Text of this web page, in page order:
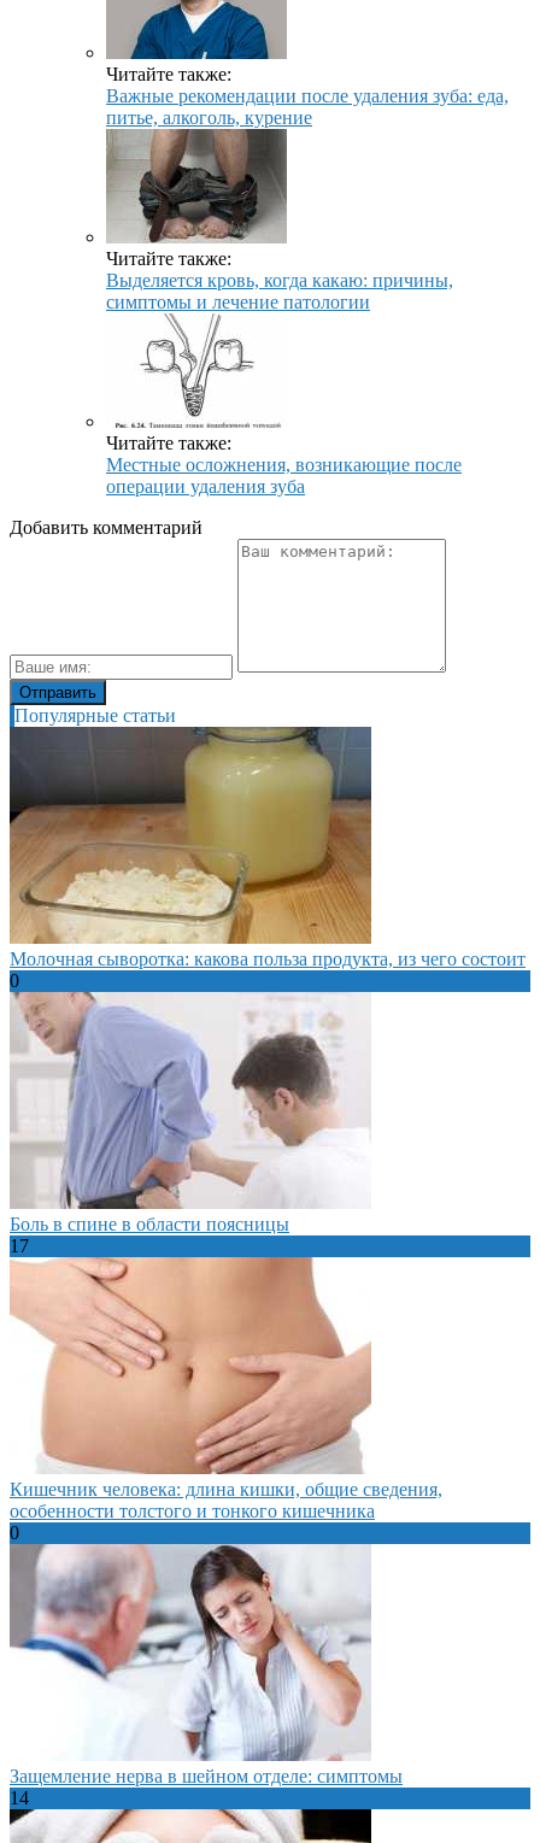
Читайте также:
Важные рекомендации после удаления зуба: еда,
питье, алкоголь, курение
Читайте также:
Выделяется кровь, когда какаю: причины,
симптомы и лечение патологии
Читайте также:
Местные осложнения, возникающие после
операции удаления зуба
Добавить комментарий
Популярные статьи
Молочная сыворотка: какова польза продукта, из чего состоит
0
Боль в спине в области поясницы
17
Кишечник человека: длина кишки, общие сведения,
особенности толстого и тонкого кишечника
0
Защемление нерва в шейном отделе: симптомы
14